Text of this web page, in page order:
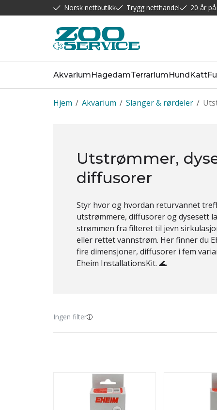
Norsk nettbutikk Trygg netthandel 20 år
AkvariumHagedamTerrariumHundKatt
/
Hjem /
Akvarium /
Slanger & rørdeler
Utstrømmer,
diffusorer
Styr hvorog hvordan returvannet
utstrømmere, diffusorer ogdysesett
strømmen fra filteret til jevn
eller rettetvannstrøm. Her finner du
fire dimensjoner, diffusorer i fem
Eheim InstallationsKit. 🌊
Ingen filter